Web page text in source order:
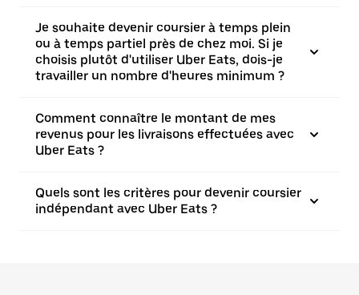
Je souhaite devenir coursier à temps plein
ou à temps partiel près de chez moi. Si je
choisis plutôt d'utiliser Uber Eats, dois-je
travailler un nombre d'heures minimum ?
Comment connaître le montant de mes
revenus pour les livraisons effectuées avec
Uber Eats ?
Quels sont les critères pour devenir coursier
indépendant avec Uber Eats ?